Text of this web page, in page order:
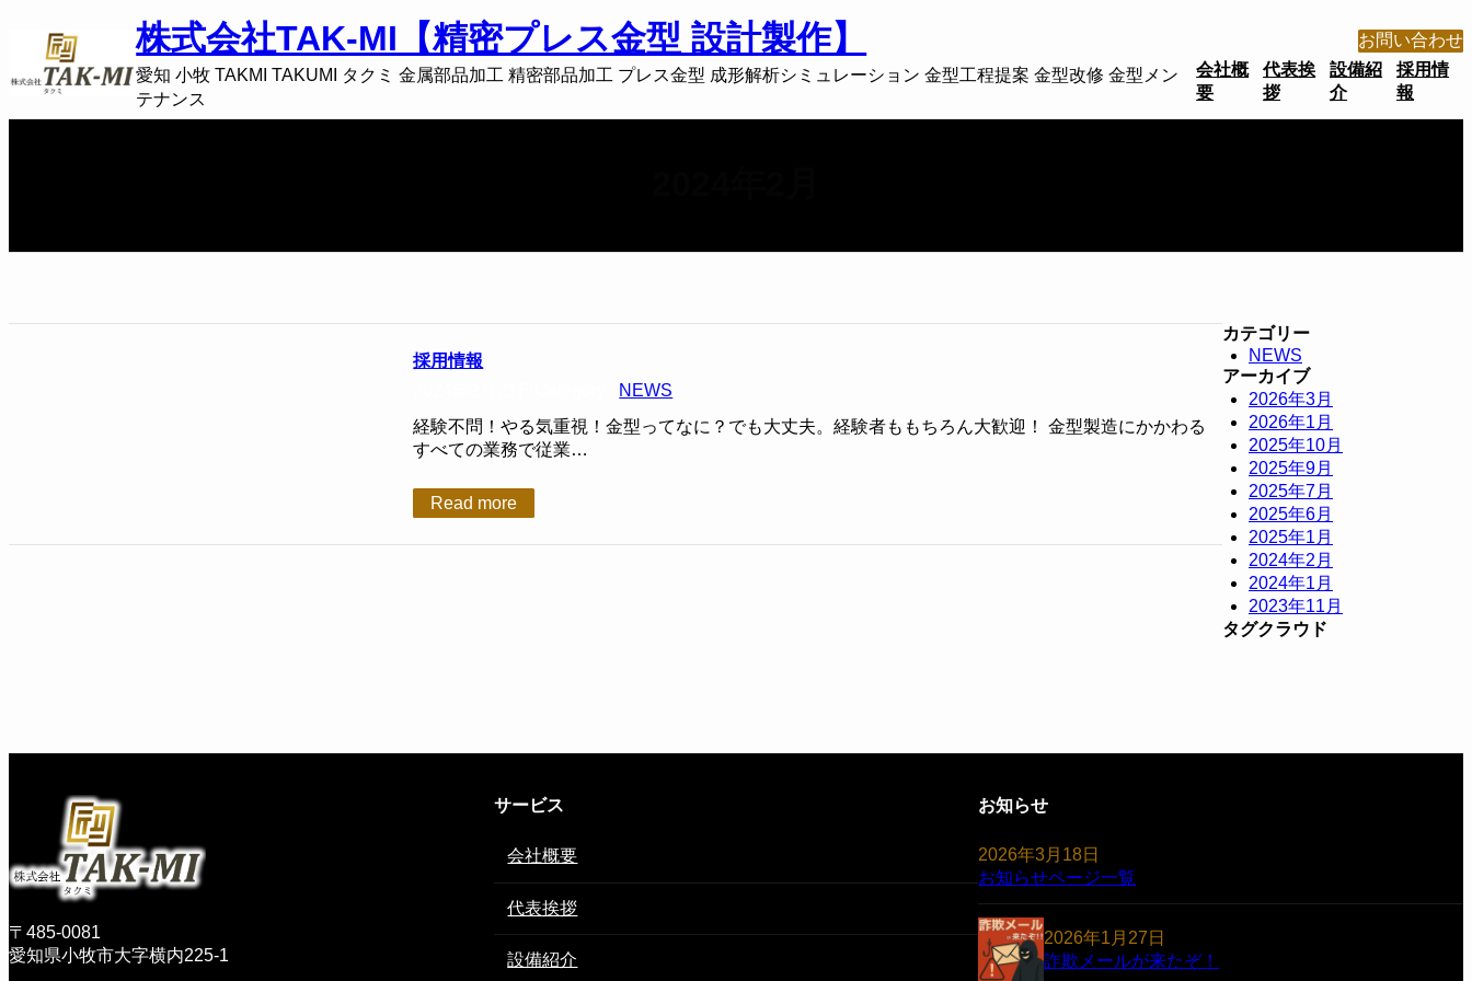
ス
株式会社TAK-MI【精密プレス金型 設計製作】
愛知 小牧 TAKMI TAKUMI タクミ 金属部品加工 精密部品加工 プレス金型 成形解析シミュレーション 金型工程提案 金型改修 金型メン
テナンス
お問い合わせ
会社概
要
代表挨
拶
設備紹
介
採用情
報
採用情報
NEWS
経験不問！やる気重視！金型ってなに？でも大丈夫。経験者ももちろん大歓迎！ 金型製造にかかわる
すべての業務で従業…
Read more
カテゴリー
NEWS
アーカイブ
2026年3月
2026年1月
2025年10月
2025年9月
2025年7月
2025年6月
2025年1月
2024年2月
2024年1月
2023年11月
タグクラウド
〒485-0081
愛知県小牧市大字横内225-1
サービス
会社概要
代表挨拶
設備紹介
お知らせ
グ
ー
プ
ン
ク
2026年3月18日
お知らせページ一覧
2026年1月27日
詐欺メールが来たぞ！